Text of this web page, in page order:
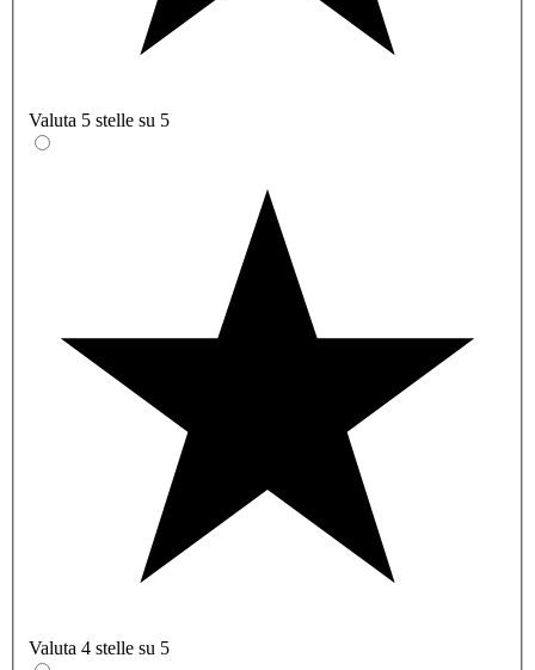
Valuta 5 stelle su 5
Valuta 4 stelle su 5